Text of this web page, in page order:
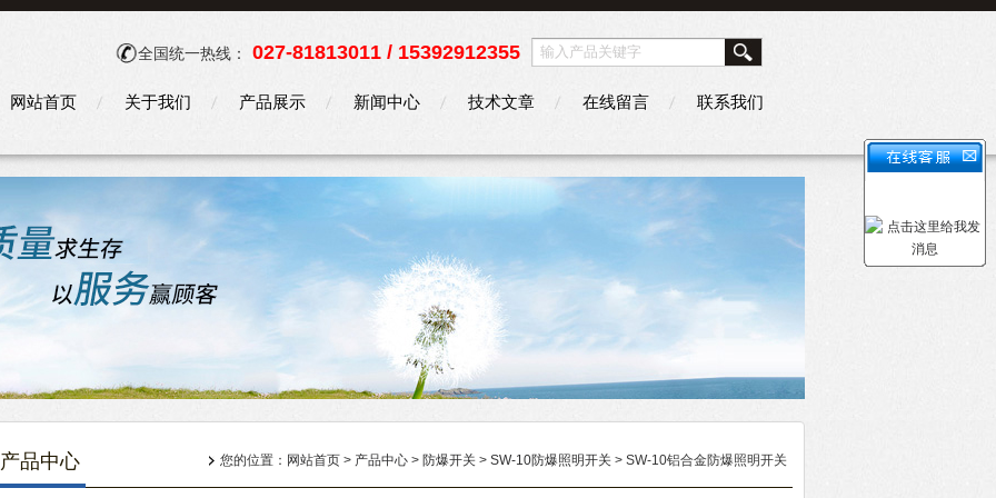
全国统一热线： 027-81813011 / 15392912355
网站首页 关于我们 产品展示 新闻中心 技术文章 在线留言 联系我们
产品中心 您的位置： 网站首页 > 产品中心 > 防爆开关 > SW-10防爆照明开关 > SW-10铝合金防爆照明开关